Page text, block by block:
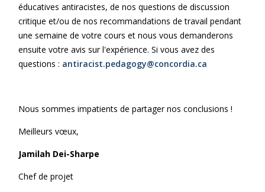
éducatives antiracistes, de nos questions de discussion
critique et/ou de nos recommandations de travail pendant
une semaine de votre cours et nous vous demanderons
ensuite votre avis sur l'expérience. Si vous avez des
questions : antiracist.pedagogy@concordia.ca
Nous sommes impatients de partager nos conclusions !
Meilleurs vœux,
Jamilah Dei-Sharpe
Chef de projet